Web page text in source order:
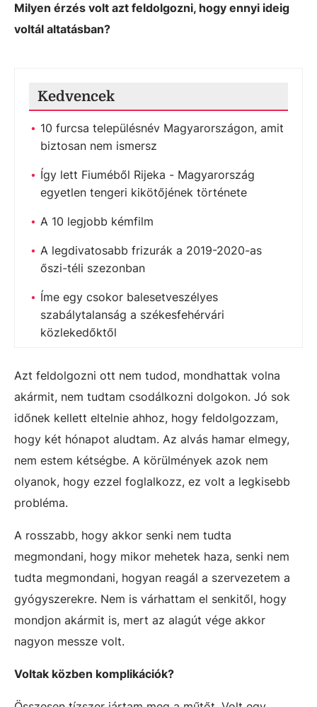
Milyen érzés volt azt feldolgozni, hogy ennyi ideig
voltál altatásban?
Kedvencek
10 furcsa településnév Magyarországon, amit
biztosan nem ismersz
Így lett Fiuméből Rijeka - Magyarország
egyetlen tengeri kikötőjének története
A 10 legjobb kémfilm
A legdivatosabb frizurák a 2019-2020-as
őszi-téli szezonban
Íme egy csokor balesetveszélyes
szabálytalanság a székesfehérvári
közlekedőktől
Azt feldolgozni ott nem tudod, mondhattak volna
akármit, nem tudtam csodálkozni dolgokon. Jó sok
időnek kellett eltelnie ahhoz, hogy feldolgozzam,
hogy két hónapot aludtam. Az alvás hamar elmegy,
nem estem kétségbe. A körülmények azok nem
olyanok, hogy ezzel foglalkozz, ez volt a legkisebb
probléma.
A rosszabb, hogy akkor senki nem tudta
megmondani, hogy mikor mehetek haza, senki nem
tudta megmondani, hogyan reagál a szervezetem a
gyógyszerekre. Nem is várhattam el senkitől, hogy
mondjon akármit is, mert az alagút vége akkor
nagyon messze volt.
Voltak közben komplikációk?